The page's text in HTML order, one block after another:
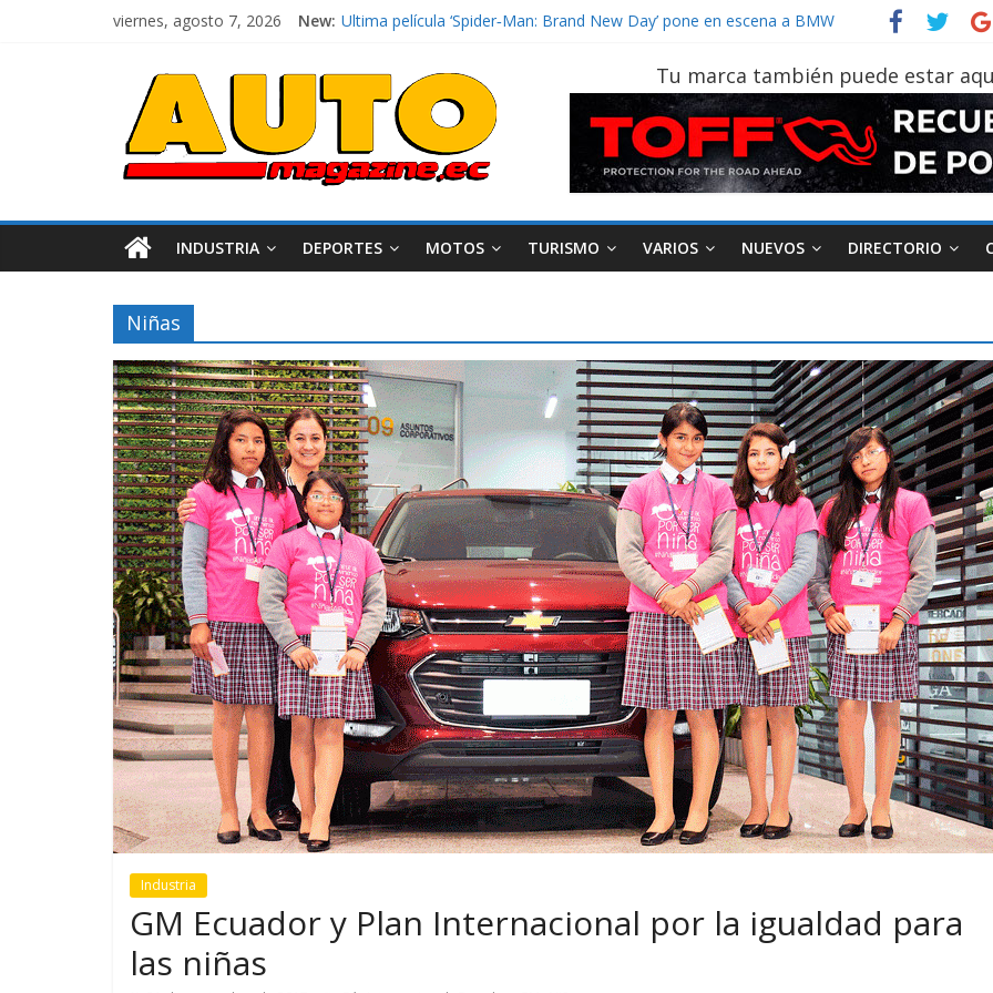
viernes, agosto 7, 2026 New: Ultima película ‘Spider‑Man: Brand New Day’ pone en escena a BMW
La Vuelta al Ecuador 2026, edición 47ª, recorre 7 provincias en 8 días
La FEDAK recibe 12 Sinotruk Bolden para cubrir las rutas de La Vuelta
El costo de tener un vehículo gana protagonismo a la hora de decidir
Tu marca también puede estar
INDUSTRIA DEPORTES MOTOS TURISMO VARIOS NUEVOS DIRECTORIO
Niñas
Industria
GM Ecuador y Plan Internacional por la igualdad para
las niñas
Movilidad Varios
GM reafirma su
compromiso con movilidad
más segura y conectada
Movilidad Turismo Varios
¿Qué puede pasar con tu
vehículo si permanece
varios días sin usar?
AEADE Industria Motociclismo
Movilidad
Campaña busca cambiar
destino de los
en la región